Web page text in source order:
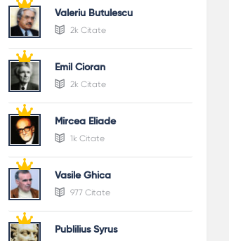
Valeriu Butulescu
2k Citate
Emil Cioran
2k Citate
Mircea Eliade
1k Citate
Vasile Ghica
977 Citate
Publilius Syrus